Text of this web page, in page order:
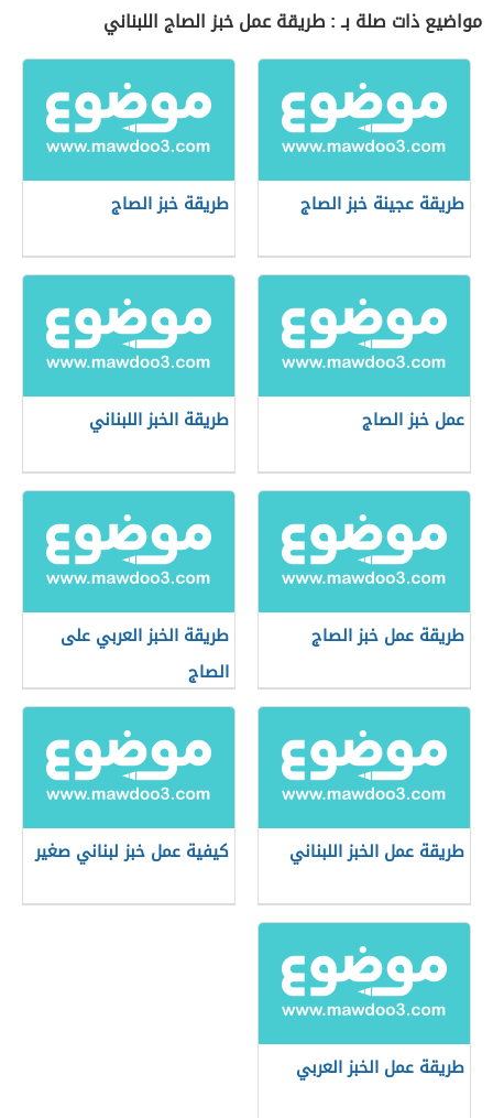
مواضيع ذات صلة بـ : طريقة عمل خبز الصاج اللبناني
طريقة عجينة خبز الصاج طريقة خبز الصاج
عمل خبز الصاج طريقة الخبز اللبناني
طريقة عمل خبز الصاج
طريقة الخبز العربي على
الصاج
طريقة عمل الخبز اللبناني كيفية عمل خبز لبناني صغير
طريقة عمل الخبز العربي